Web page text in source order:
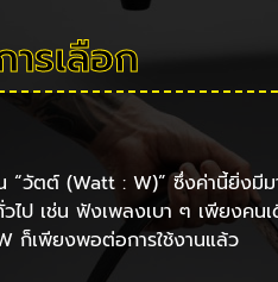
รเลือก
“วัตต์ (Watt : W)” ซึ่งค่านี้ยิ่งมีม
วไป เช่น ฟังเพลงเบา ๆ เพียงค
ก็เพียงพอต่อการใช้งานแล้ว